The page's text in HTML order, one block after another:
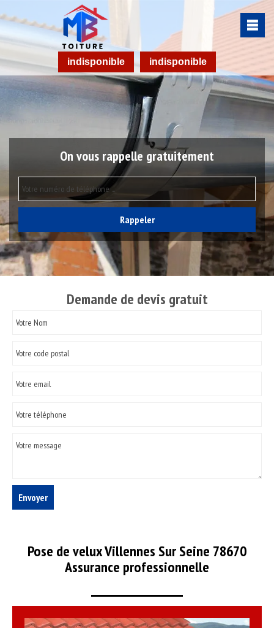
indisponible indisponible
On vous rappelle gratuitement
Demande de devis gratuit
Pose de velux Villennes Sur Seine 78670
Assurance professionnelle